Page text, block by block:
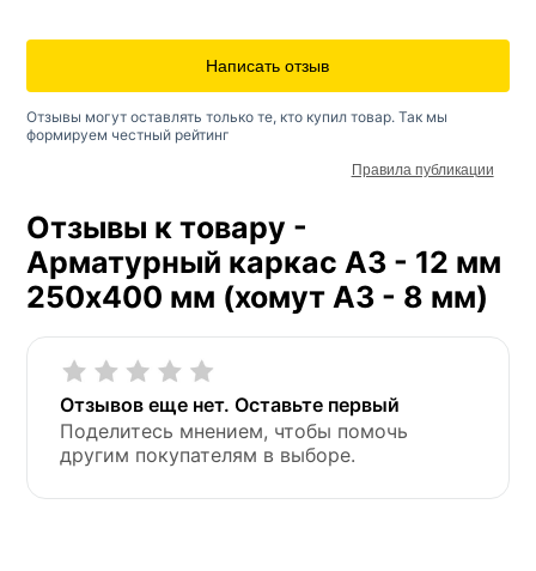
Отзывы к товару -
Арматурный каркас А3 - 12 мм
250х400 мм (хомут А3 - 8 мм)
Отзывов еще нет. Оставьте первый
Поделитесь мнением, чтобы помочь
другим покупателям в выборе.
Написать отзыв
Отзывы могут оставлять только те, кто купил товар. Так мы
формируем честный рейтинг
Правила публикации